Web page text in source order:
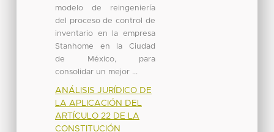
modelo de reingeniería
del proceso de control de
inventario en la empresa
Stanhome en la Ciudad
de México, para
consolidar un mejor ...
ANÁLISIS JURÍDICO DE
LA APLICACIÓN DEL
ARTÍCULO 22 DE LA
CONSTITUCIÓN